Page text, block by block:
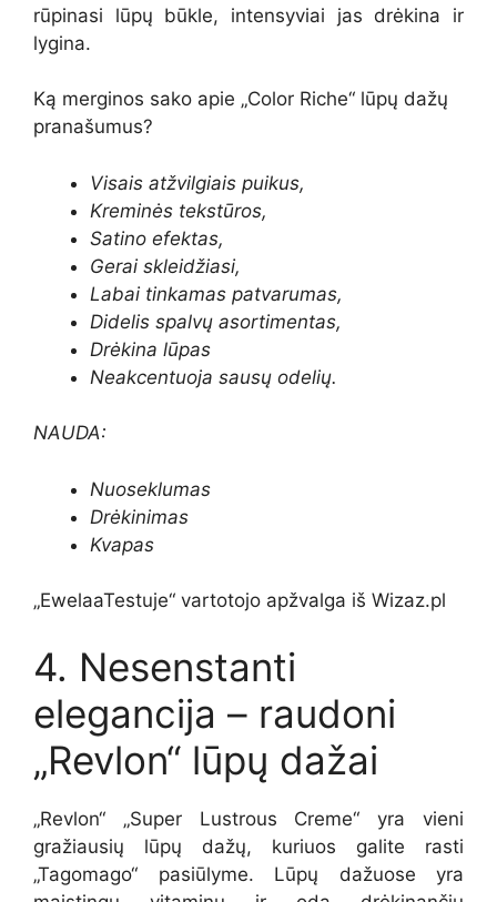
rūpinasi lūpų būkle, intensyviai jas drėkina ir
lygina.
Ką merginos sako apie „Color Riche“ lūpų dažų
pranašumus?
Visais atžvilgiais puikus,
Kreminės tekstūros,
Satino efektas,
Gerai skleidžiasi,
Labai tinkamas patvarumas,
Didelis spalvų asortimentas,
Drėkina lūpas
Neakcentuoja sausų odelių.
NAUDA:
Nuoseklumas
Drėkinimas
Kvapas
„EwelaaTestuje“ vartotojo apžvalga iš Wizaz.pl
4. Nesenstanti
elegancija – raudoni
„Revlon“ lūpų dažai
„Revlon“ „Super Lustrous Creme“ yra vieni
gražiausių lūpų dažų, kuriuos galite rasti
„Tagomago“ pasiūlyme. Lūpų dažuose yra